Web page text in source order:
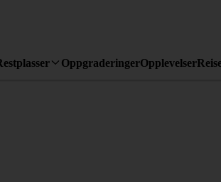
OppgraderingerOpplevelser